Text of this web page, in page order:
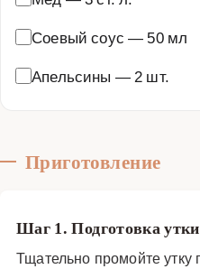
Соевый соус — 50 мл
Апельсины — 2 шт.
Приготовление
Шаг 1. Подготовка утки
Тщательно промойте утку